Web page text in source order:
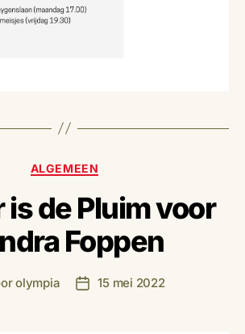
Categorieën
ALGEMEEN
is de Pluim voor
Foppen
olympia Berichtdatum
15 mei 2022